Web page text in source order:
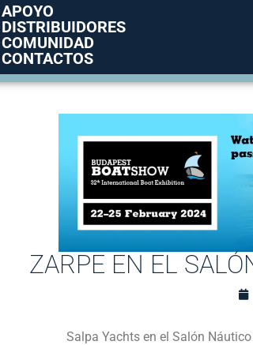
APOYO
DISTRIBUIDORES
COMUNIDAD
CONTACTOS
ZARPE EN EL
Salpa Yachts en el Salón